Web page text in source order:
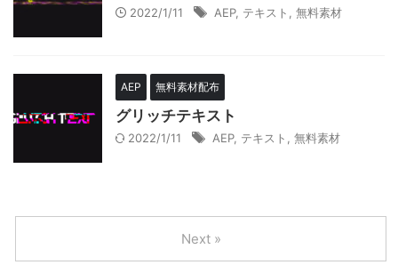
2022/1/11 AEP, テキスト 無料素材
AEP 無料素材配布
グリッチテキスト
2022/1/11 AEP, テキスト 無料素材
Next »